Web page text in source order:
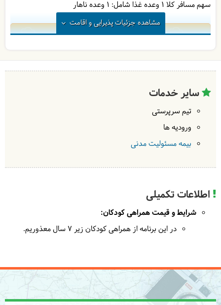
سهم مسافر کلا 1 وعده غذا شامل: 1 وعده ناهار
1
درطبیعت| به عهدهگردشگر
مشاهدهجزئیات پذیرایی و اقامت
سایر خدمات
تیم سرپرستی
ورودیه ها
بیمه مسئولیت مدنی
اطلاعات تکمیلی
شرایط و قیمت همراهی کودکان:
در این برنامه از همراهی کودکان زیر 7 سال معذوریم.